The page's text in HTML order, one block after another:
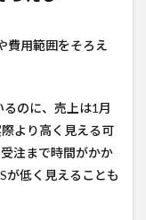
費用範囲をそろえ
のに、売上は1月
より高く見える可
注まで時間がかか
が低く見えることも